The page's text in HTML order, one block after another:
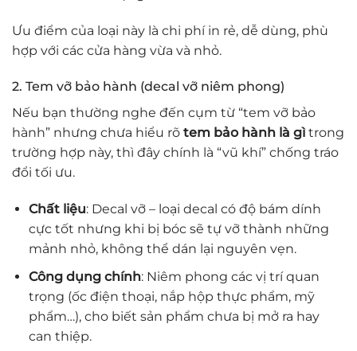
Ưu điểm của loại này là chi phí in rẻ, dễ dùng, phù
hợp với các cửa hàng vừa và nhỏ.
2. Tem vỡ bảo hành (decal vỡ niêm phong)
Nếu bạn thường nghe đến cụm từ “tem vỡ bảo
hành” nhưng chưa hiểu rõ tem bảo hành là gìtrong
trường hợp này, thì đây chính là “vũ khí” chống tráo
đổi tối ưu.
Chất liệu: Decal vỡ – loại decal có độ bám dính
cực tốt nhưng khi bị bóc sẽ tự vỡ thành những
mảnh nhỏ, không thể dán lại nguyên vẹn.
Công dụng chính: Niêm phong các vị trí quan
trọng (ốc điện thoại, nắp hộp thực phẩm, mỹ
phẩm…), cho biết sản phẩm chưa bị mở ra hay
can thiệp.